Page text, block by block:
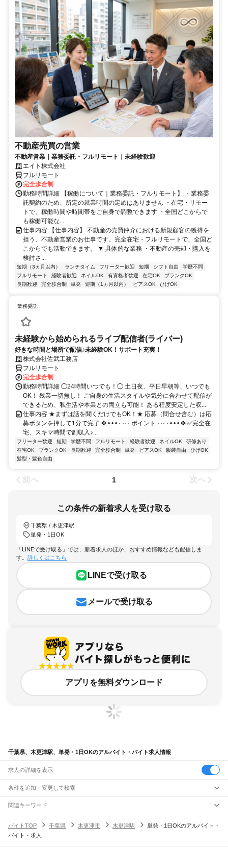
不動産売買の営業
不動産営業｜業務委託・フルリモート｜未経験歓迎
エイト株式会社
フルリモート
完全歩合制
勤務時間詳細 【稼働について｜業務委託・フルリモート】 ・業務委
託契約のため、所定の就業時間の定めはありません ・在宅・リモー
トで、稼働時間や時間帯をご自身で調整できます ・全国どこからで
も稼働可能な...
仕事内容 【仕事内容】 不動産の売買仲介における新規顧客の獲得を
担う、不動産営業のお仕事です。完全在宅・フルリモートで、全国ど
こからでも活動できます。 ▼ 具体的な業務 ・不動産の売却・購入を
検討さ...
短期（3ヵ月以内） ランチタイム フリーター歓迎 短期 シフト自由
学歴不問
フルリモート
経験者歓迎 ネイルOK 有資格者歓迎 在宅OK
ブランクOK
長期歓迎
完全歩合制 単発 短期（1ヵ月以内） ピアスOK ひげOK
業務委託
未経験から始められるライブ配信者(ライバー)
好きな時間と場所で配信♪未経験OK！サポート充実！
株式会社佐武工務店
フルリモート
完全歩合制
勤務時間詳細 ◯24時間いつでも！◯ 土日夜、平日早朝等、いつでも
OK！ 残業一切無し！ ご自身の生活スタイルや気分に合わせて配信が
できるため、私生活や本業との両立も可能！ ある程度安定した収...
仕事内容 ★まずは話を聞くだけでもOK！★ 応募（問合せ含む）は応
募ボタンを押して1分で完了 ✤ • • • · ·· · ポイント · ·· · • • • ✤ ✅完全在
宅、スキマ時間で副収入♪...
フリーター歓迎 短期 学歴不問 フルリモート 経験者歓迎 ネイルOK
研修あり
在宅OK
ブランクOK 長期歓迎 完全歩合制 単発 ピアスOK 服装自由
ひげOK
髪型・髪色自由
前へ 1 次へ
この条件の新着求人を受け取る
千葉県 / 木更津駅
単発・1日OK
「LINEで受け取る」では、新着求人のほか、おすすめ情報なども配信しま
す。 詳しくはこちら
LINEで受け取る
メールで受け取る
アプリを無料ダウンロード
千葉県、木更津駅、単発・1日OKのアルバイト・バイト求人情報
求人の詳細を表示
条件を追加・変更して検索
市区町村を追加・変更
千葉県すべて
千葉市
駅を追加・変更
職種を追加・変更
関連キーワード
バイトTOP
千葉県 木更津市 木更津駅
単発・1日OKのアルバイト・
バイト・求人